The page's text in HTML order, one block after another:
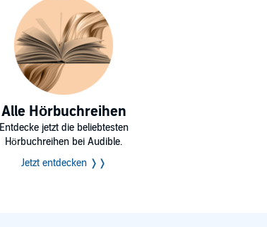
Alle Hörbuchreihen
Entdecke jetzt die beliebtesten
Hörbuchreihen bei Audible.
Jetzt entdecken ❭❭